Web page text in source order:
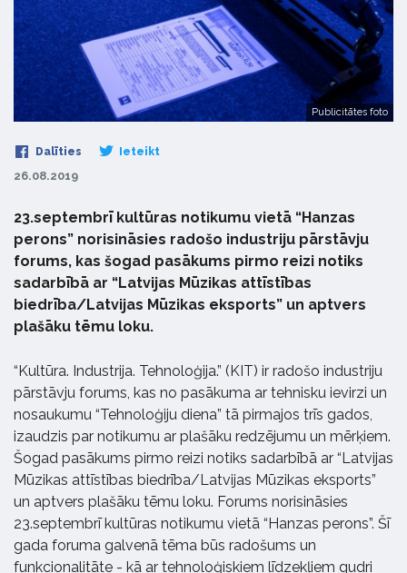
Publicitātes foto
Dalīties Ieteikt
26.08.2019
23.septembrī kultūras notikumu vietā “Hanzas
perons” norisināsies radošo industriju pārstāvju
forums, kas šogad pasākums pirmo reizi notiks
sadarbībā ar “Latvijas Mūzikas attīstības
biedrība/Latvijas Mūzikas eksports” un aptvers
plašāku tēmu loku.
“Kultūra. Industrija. Tehnoloģija.” (KIT) ir radošo industriju
pārstāvju forums, kas no pasākuma ar tehnisku ievirzi un
nosaukumu “Tehnoloģiju diena” tā pirmajos trīs gados,
izaudzis par notikumu ar plašāku redzējumu un mērķiem.
Šogad pasākums pirmo reizi notiks sadarbībā ar “Latvijas
Mūzikas attīstības biedrība/Latvijas Mūzikas eksports”
un aptvers plašāku tēmu loku. Forums norisināsies
23.septembrī kultūras notikumu vietā “Hanzas perons”. Šī
gada foruma galvenā tēma būs radošums un
funkcionalitāte - kā ar tehnoloģiskiem līdzekļiem gudri